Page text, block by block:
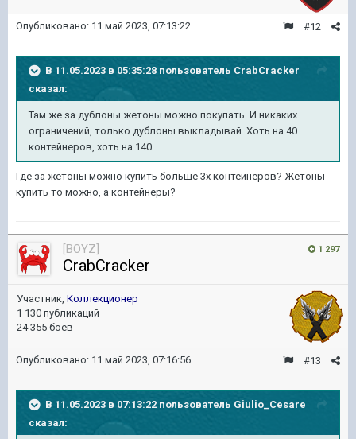
#12
Опубликовано: 11 май 2023, 07:13:22
В 11.05.2023 в 05:35:28 пользователь CrabCracker
сказал:
Там же за дублоны жетоны можно покупать. И никаких
ограничений, только дублоны выкладывай. Хоть на 40
контейнеров, хоть на 140.
Где за жетоны можно купить больше 3х контейнеров? Жетоны
купить то можно, а контейнеры?
1 297
[BOYZ]
CrabCracker
Участник, Коллекционер
1 130 публикаций
24 355 боёв
#13
Опубликовано: 11 май 2023, 07:16:56
В 11.05.2023 в 07:13:22 пользователь Giulio_Cesare
сказал: